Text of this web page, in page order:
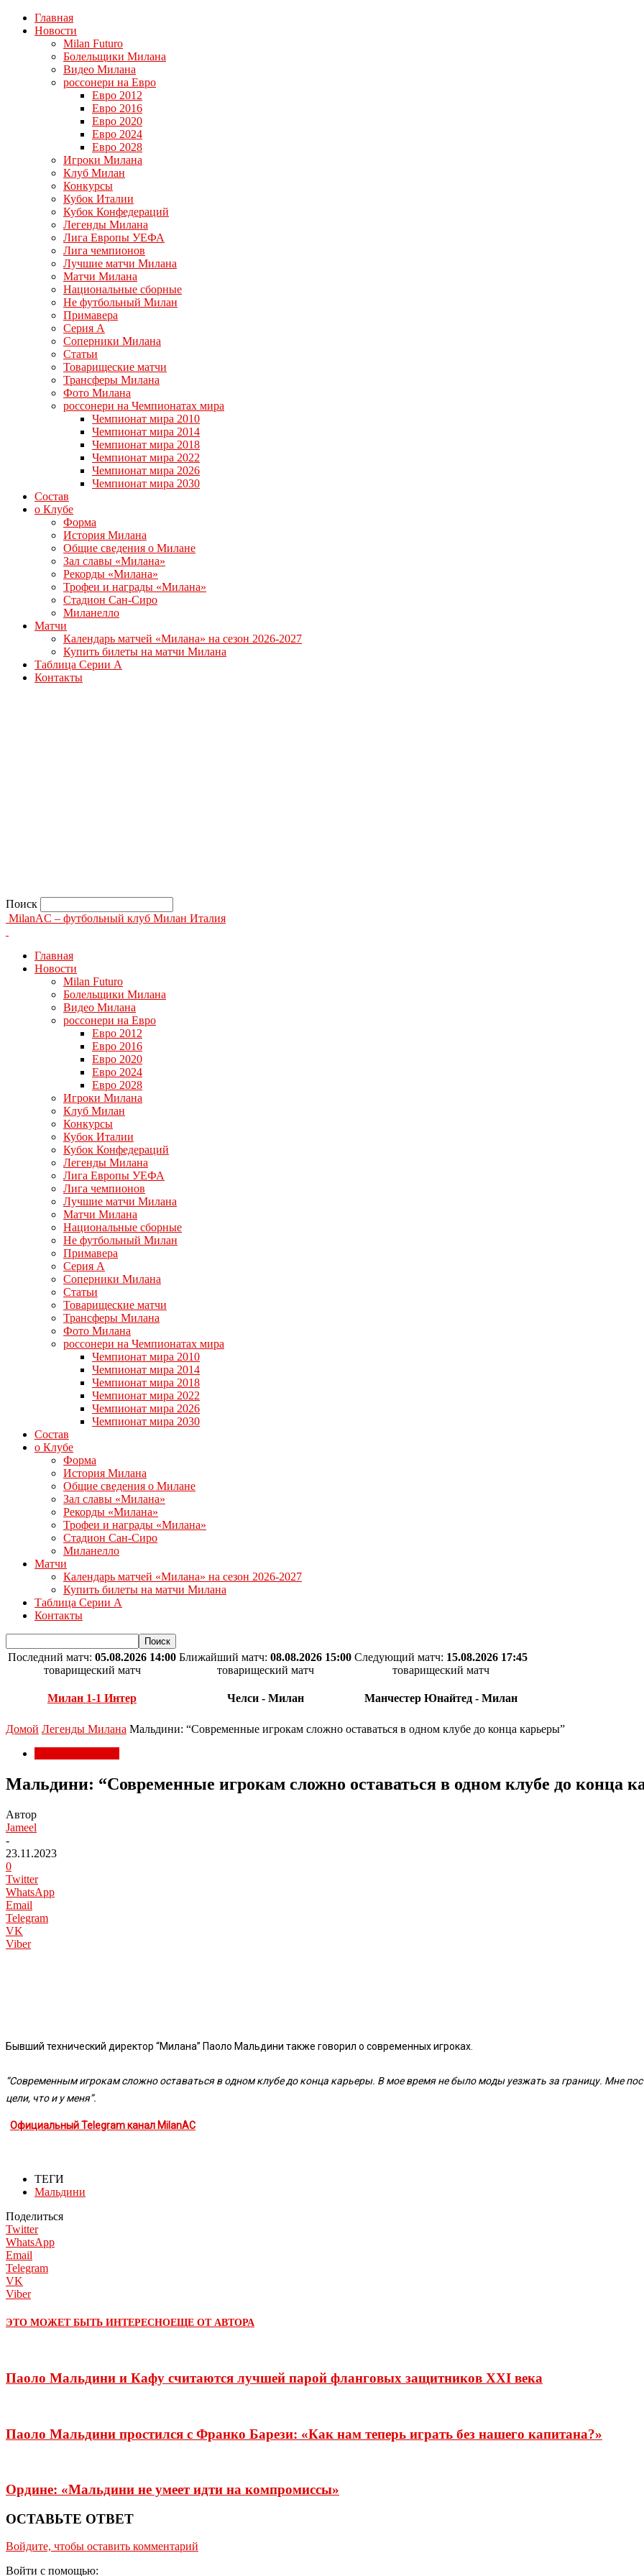
Главная
Новости
Milan Futuro
Болельщики Милана
Видео Милана
россонери на Евро
Евро 2012
Евро 2016
Евро 2020
Евро 2024
Евро 2028
Игроки Милана
Клуб Милан
Конкурсы
Кубок Италии
Кубок Конфедераций
Легенды Милана
Лига Европы УЕФА
Лига чемпионов
Лучшие матчи Милана
Матчи Милана
Национальные сборные
Не футбольный Милан
Примавера
Серия А
Соперники Милана
Статьи
Товарищеские матчи
Трансферы Милана
Фото Милана
россонери на Чемпионатах мира
Чемпионат мира 2010
Чемпионат мира 2014
Чемпионат мира 2018
Чемпионат мира 2022
Чемпионат мира 2026
Чемпионат мира 2030
Состав
о Клубе
Форма
История Милана
Общие сведения о Милане
Зал славы «Милана»
Рекорды «Милана»
Трофеи и награды «Милана»
Стадион Сан-Сиро
Миланелло
Матчи
Календарь матчей «Милана» на сезон 2026-2027
Купить билеты на матчи Милана
Таблица Серии А
Контакты
Поиск
MilanAC – футбольный клуб Милан Италия
Главная
Новости
Milan Futuro
Болельщики Милана
Видео Милана
россонери на Евро
Евро 2012
Евро 2016
Евро 2020
Евро 2024
Евро 2028
Игроки Милана
Клуб Милан
Конкурсы
Кубок Италии
Кубок Конфедераций
Легенды Милана
Лига Европы УЕФА
Лига чемпионов
Лучшие матчи Милана
Матчи Милана
Национальные сборные
Не футбольный Милан
Примавера
Серия А
Соперники Милана
Статьи
Товарищеские матчи
Трансферы Милана
Фото Милана
россонери на Чемпионатах мира
Чемпионат мира 2010
Чемпионат мира 2014
Чемпионат мира 2018
Чемпионат мира 2022
Чемпионат мира 2026
Чемпионат мира 2030
Состав
о Клубе
Форма
История Милана
Общие сведения о Милане
Зал славы «Милана»
Рекорды «Милана»
Трофеи и награды «Милана»
Стадион Сан-Сиро
Миланелло
Матчи
Календарь матчей «Милана» на сезон 2026-2027
Купить билеты на матчи Милана
Таблица Серии А
Контакты
Последний матч: 05.08.2026 14:00
товарищеский матч
Милан 1-1 Интер
Ближайший матч: 08.08.2026 15:00
товарищеский матч
Челси - Милан
Следующий матч: 15.08.2026 17:45
товарищеский матч
Манчестер Юнайтед - Милан
Домой Легенды Милана Мальдини: “Современные игрокам сложно оставаться в одном клубе до конца карьеры”
Мальдини: “Современные игрокам сложно оставаться в одном клубе до конца
Автор
Jameel
-
23.11.2023
0
Twitter
WhatsApp
Email
Telegram
VK
Viber
Бывший технический директор “Милана” Паоло Мальдини также говорил о современных игроках.
“Современным игрокам сложно оставаться в одном клубе до конца карьеры. В мое время не было моды уезжать за границу. Мне
цели, что и у меня”.
Официальный Telegram канал MilanAC
ТЕГИ
Мальдини
Поделиться
Twitter
WhatsApp
Email
Telegram
VK
Viber
ЭТО МОЖЕТ БЫТЬ ИНТЕРЕСНОЕЩЕ ОТ АВТОРА
Паоло Мальдини и Кафу считаются лучшей парой фланговых защитников XXI века
Паоло Мальдини простился с Франко Барези: «Как нам теперь играть без нашего капитана?»
Ордине: «Мальдини не умеет идти на компромиссы»
ОСТАВЬТЕ ОТВЕТ
Войдите, чтобы оставить комментарий
Войти с помощью: